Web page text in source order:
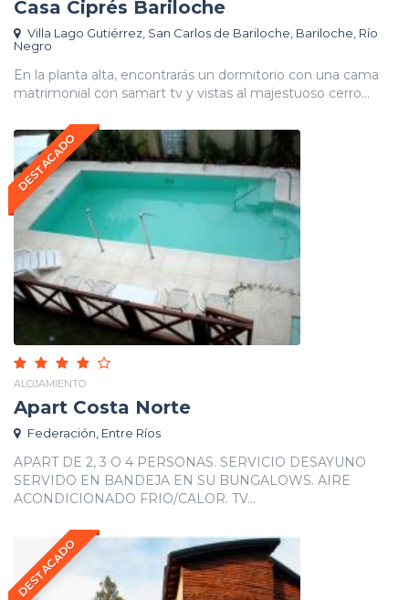
Casa Ciprés Bariloche
Villa Lago Gutiérrez, San Carlos de Bariloche, Bariloche, Río
Negro
En la planta alta, encontrarás un dormitorio con una cama
matrimonial con samart tv y vistas al majestuoso cerro...
DESTACADO
ALOJAMIENTO
Apart Costa Norte
Federación, Entre Ríos
APART DE 2, 3 O 4 PERSONAS. SERVICIO DESAYUNO
SERVIDO EN BANDEJA EN SU BUNGALOWS. AIRE
ACONDICIONADO FRIO/CALOR. TV...
DESTACADO